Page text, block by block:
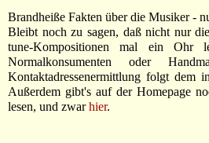
Brandheiße Fakten über die Musiker -
Bleibt noch zu sagen, daß nicht nur
tune-Kompositionen mal ein Ohr
Normalkonsumenten oder
Kontaktadressenermittlung folgt dem
Außerdem gibt's auf der Homepage
lesen, und zwarhier.